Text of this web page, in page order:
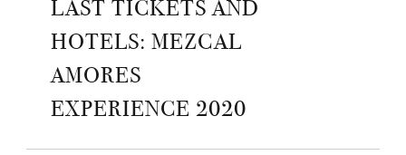
LAST TICKETS AND
HOTELS: MEZCAL
AMORES
EXPERIENCE 2020